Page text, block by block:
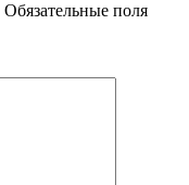
Обязательные поля